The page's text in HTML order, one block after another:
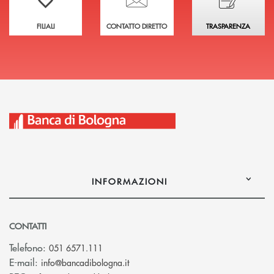
FILIALI CONTATTO DIRETTO TRASPARENZA
INFORMAZIONI
CONTATTI
Telefono: 051 6571.111
E-mail: info@bancadibologna.it(si apre l’app di posta elettronica)